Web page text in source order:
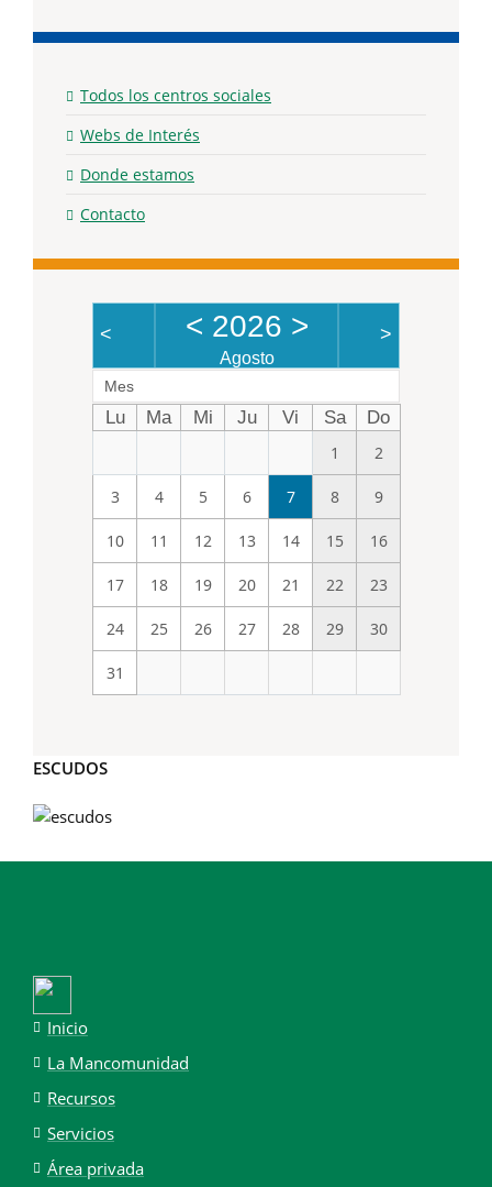
Todos los centros sociales
Webs de Interés
Donde estamos
Contacto
< < 2026 >
Agosto
>
Mes
Lu Ma Mi Ju Vi Sa
Do
1
2
3 4 5 6 7 8 9
10 11 12 13 14 15 16
17 18 19 20 21 22 23
24 25 26 27 28 29 30
31
ESCUDOS
Inicio
La Mancomunidad
Recursos
Servicios
Área privada